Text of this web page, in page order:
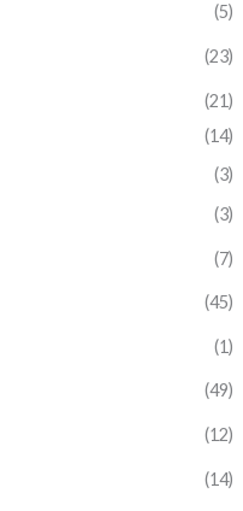
(5)
(23)
(21)
(14)
(3)
(3)
(7)
(45)
(1)
(49)
(12)
(14)